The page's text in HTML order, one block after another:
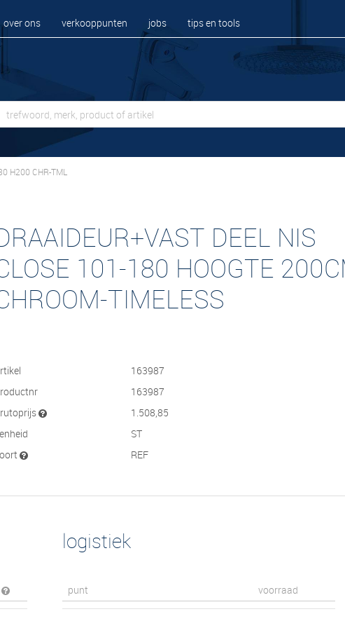
over ons verkooppunten jobs tips en tools
H200 CHR-TML
DEEL NIS
101-180 HOOGTE
TIMELESS
163987
163987
1.508,85
ST
REF
logistiek
punt voorraad